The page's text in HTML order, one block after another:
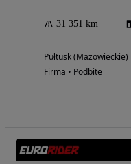
31 351 km
Pułtusk (Mazowieckie)
Firma • Podbite